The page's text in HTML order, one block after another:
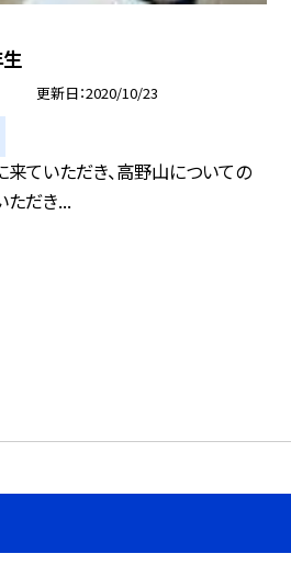
更新日 2020/10/23
ていただき、高野山についての
ただき...